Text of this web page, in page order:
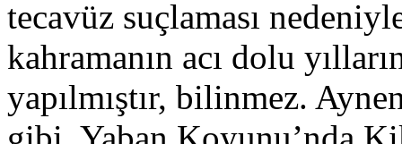
tecavüz suçlaması
kahramanın acı dolu
yapılmıştır, bilinmez.